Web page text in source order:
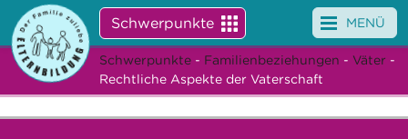
Schwerpunkte
Angebote
MENÜ
Schwerpunkte - Familienbeziehungen - Väter -
Rechtliche Aspekte der Vaterschaft